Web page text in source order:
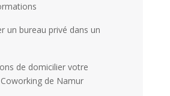
un bureau privé dans un
de domicilier votre
de Namur